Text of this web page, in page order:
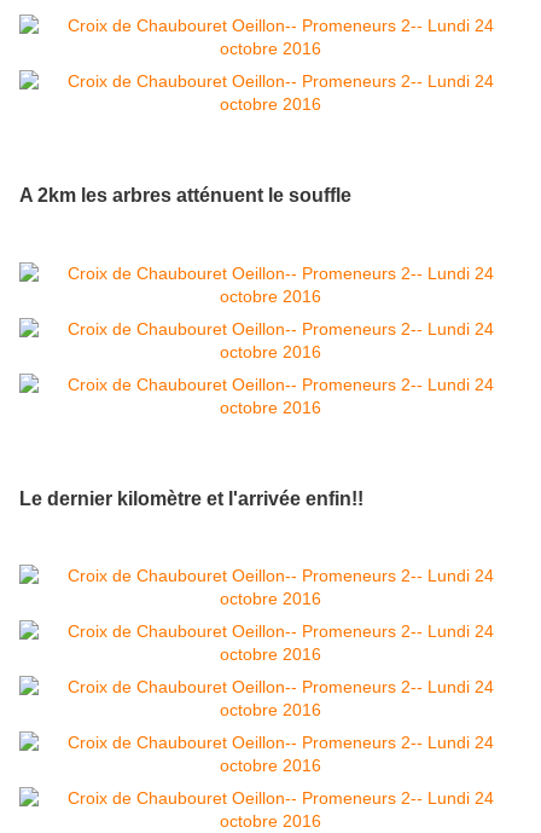
A 2km les arbres atténuent le souffle
Le dernier kilomètre et l'arrivée enfin!!